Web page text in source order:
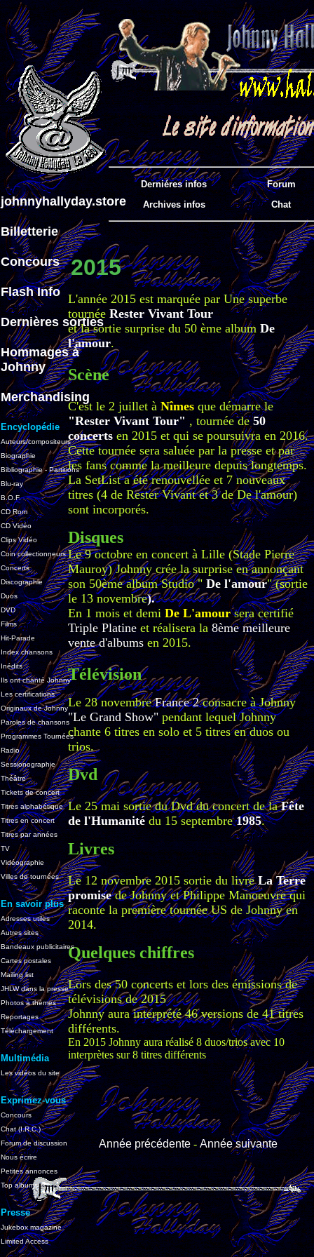
Derniéres infos
Forum
Archives infos
Chat
johnnyhallyday.store
Billetterie
Concours
Flash Info
Dernières sorties
Hommages à
Johnny
Merchandising
Encyclopédie
Auteurs/compositeurs
Biographie
Bibliographie - Partitions
Blu-ray
B.O.F.
CD Rom
CD Vidéo
Clips Vidéo
Coin collectionneurs
Concerts
Discographie
Duos
DVD
Films
Hit-Parade
Index chansons
Inédits
Ils ont chanté Johnny
Les certifications
Originaux de Johnny
Paroles de chansons
Programmes Tournées
Radio
Sessionographie
Théâtre
Tickets de concert
Titres alphabétique
Titres en concert
Titres par années
TV
Vidéographie
Villes de tournées
En savoir plus
Adresses utiles
Autres sites
Bandeaux publicitaires
Cartes postales
Mailing list
JHLW dans la presse
Photos à thèmes
Reportages
Téléchargement
Multimédia
Les vidéos du site
Exprimez-vous
Concours
Chat (I.R.C.)
Forum de discussion
Nous écrire
Petites annonces
Top albums
Presse
Jukebox magazine
Limited Access
2015
L'année 2015 est marquée par Une superbe
tournéeRester Vivant Tour
et la sortie surprise du 50 ème albumDe
l'amour.
Scène
C'est le 2 juillet àNîmesque démarre le
"Rester Vivant Tour", tournée de50
concertsen 2015 et qui se poursuivra en 2016.
Cette tournée sera saluée par la presse et par
les fans comme la meilleure depuis longtemps.
La SetList a été renouvellée et 7 nouveaux
titres (4 de Rester Vivant et 3 de De l'amour)
sont incorporés.
Disques
Le 9 octobre en concert à Lille (Stade Pierre
Mauroy) Johnny crée la surprise en annonçant
son 50ème album Studio "De l'amour" (sortie
le 13 novembre).
En 1 mois et demiDe L'amoursera certifié
Triple Platineet réalisera la8ème meilleure
vente d'albumsen 2015.
Télévision
Le 28 novembreFrance 2consacre à Johnny
"Le Grand Show"pendant lequel Johnny
chante 6 titres en solo et 5 titres en duos ou
trios.
Dvd
Le 25 mai sortie du Dvd du concert de laFête
de l'Humanitédu 15 septembre1985.
Livres
Le 12 novembre 2015 sortie du livreLa Terre
promisede Johnny et Philippe Manoeuvre qui
raconte la première tournée US de Johnny en
2014.
Quelques chiffres
Lors des 50 concerts et lors des émissions de
télévisions de 2015
Johnny aura interprété 46 versions de 41 titres
différents.
En 2015 Johnny aura réalisé 8 duos/trios avec 10
interprètes sur 8 titres différents
Année précédente -Année suivante